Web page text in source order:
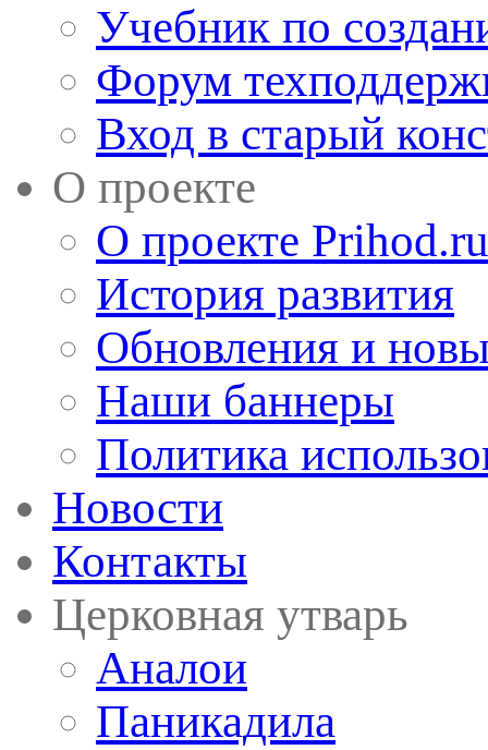
Учебник по
Форум
Вход в старый
О проекте
О проекте Prihod.ru
История развития
Обновления и
Наши баннеры
Политика
Новости
Контакты
Церковная утварь
Аналои
Паникадила